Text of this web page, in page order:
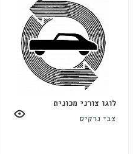
לוגו צורני מכונית
צבי נרקיס